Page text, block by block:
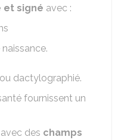
et signé avec :
dactylographié.
fournissent un
avec des champs